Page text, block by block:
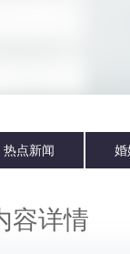
热点新闻 婚
容详情